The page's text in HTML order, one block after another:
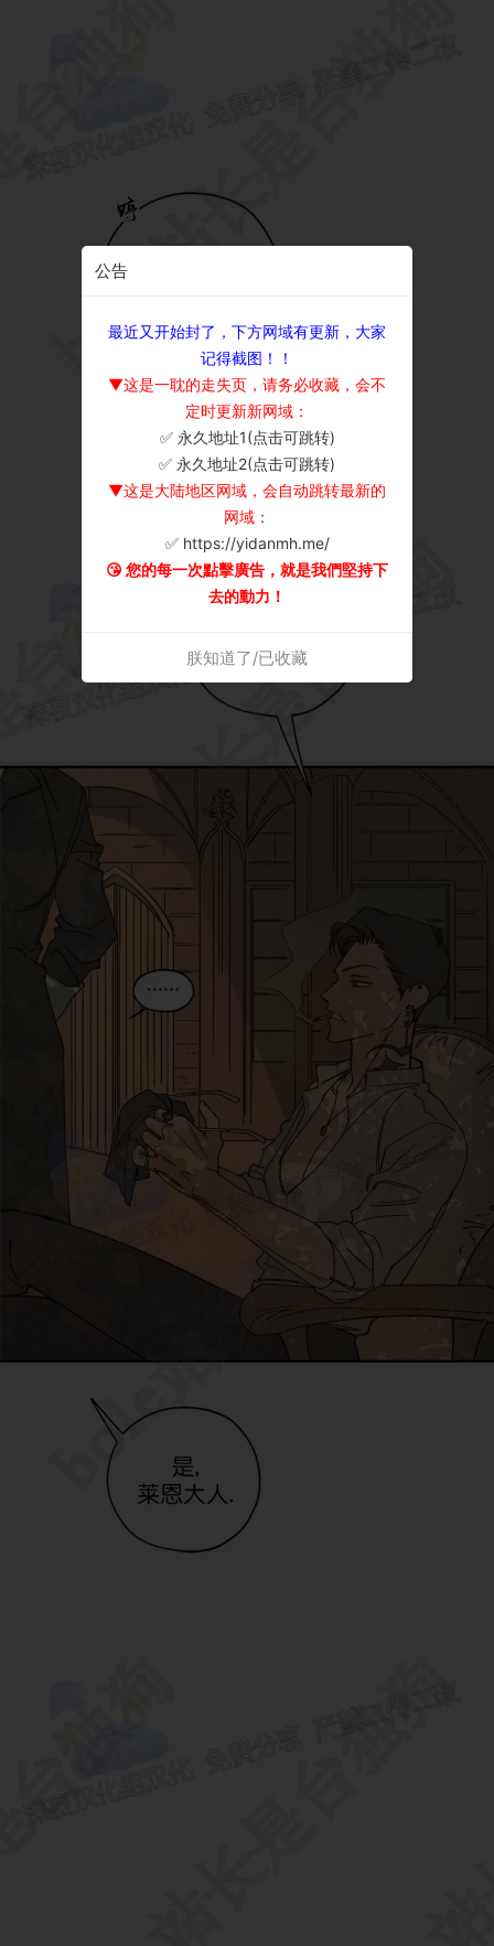
公告
最近又开始封了，下方网域有更新，大家
记得截图！！
▼这是一耽的走失页，请务必收藏，会不
定时更新新网域：
✅ 永久地址1(点击可跳转)
✅ 永久地址2(点击可跳转)
▼这是大陆地区网域，会自动跳转最新的
网域：
✅ https://yidanmh.me/
😘 您的每一次點擊廣告，就是我們堅持下
去的動力！
朕知道了/已收藏